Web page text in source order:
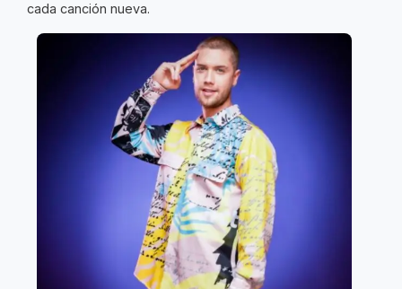
cada canción nueva.